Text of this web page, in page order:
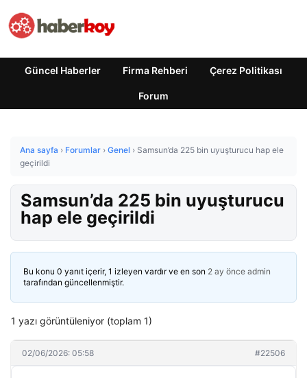
Güncel Haberler Firma Rehberi Çerez Politikası
Forum
Ana sayfa › Forumlar › Genel › Samsun’da 225 bin uyuşturucu hap ele
geçirildi
Samsun’da 225 bin uyuşturucu
hap ele geçirildi
Bu konu 0 yanıt içerir, 1 izleyen vardır ve en son 2 ay önce admin
tarafından güncellenmiştir.
1 yazı görüntüleniyor (toplam 1)
02/06/2026: 05:58 #22506